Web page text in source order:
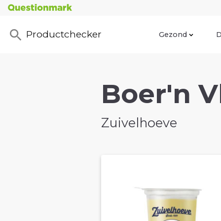
Productchecker Gezond
Boer'n
Zuivelhoeve